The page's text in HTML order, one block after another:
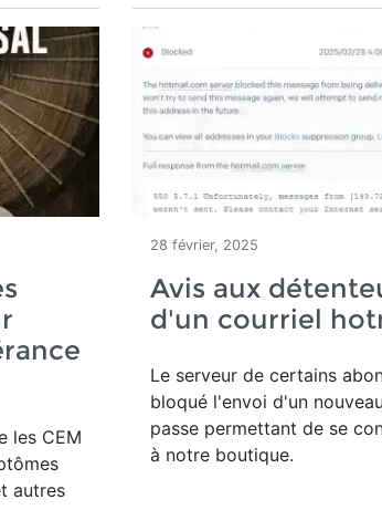
les CEM
autres
28 février, 2025
Avis aux
d'un courriel
Le serveur de certains
bloqué l'envoi d'un
passe permettant de se
à notre boutique.